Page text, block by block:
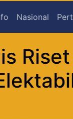
Nasional